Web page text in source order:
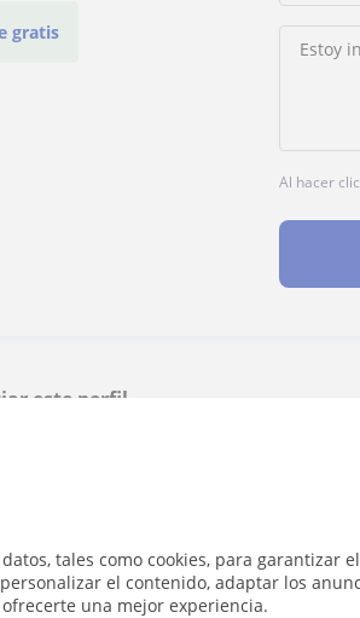
tales como cookies, para garantizar el
el contenido, adaptar los
una mejor experiencia.
gratis
Al hacer
este perfil